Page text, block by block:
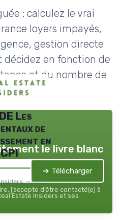
: calculez le vrai
loyers impayés,
gestion directe
en fonction de
et du nombre de
Les
de
en
— 2026
le livre blanc
➔ Télécharger
j’accepte d’être contacté(e) à
Estate Insiders et ses